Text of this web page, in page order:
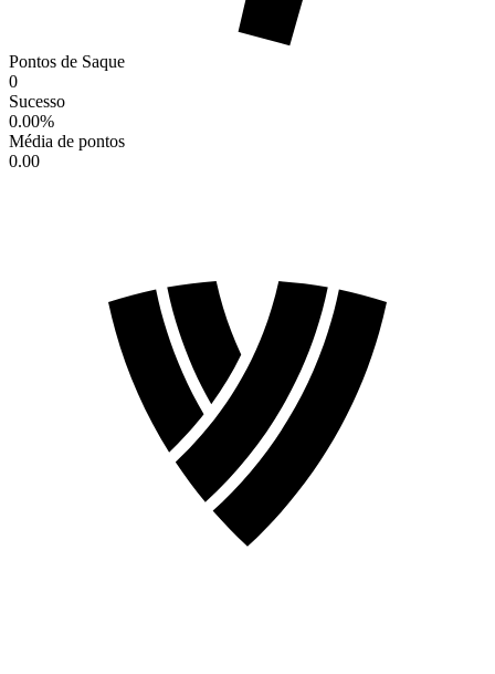
Pontos de Saque
0
Sucesso
0.00%
Média de pontos
0.00